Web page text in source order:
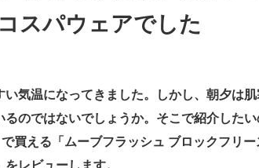
企業向けIT製品の総合サイト
エレクトロニクス専門サイト 電子設
スパウェアでした
気温になってきました。しかし、朝夕は肌
のではないでしょうか。そこで紹介した
買える「ムーブフラッシュ ブロックフリ
レビューします。